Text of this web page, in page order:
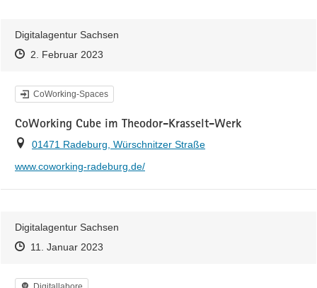
Digitalagentur Sachsen
Zeitpunkt des Erstellens
Zeitpunkt des Erstellens
2. Februar 2023Zur Äußerung
Kategorie
CoWorking-Spaces
CoWorking Cube im Theodor-Krasselt-Werk
Ort
01471 Radeburg, Würschnitzer Straße
https://
www.coworking-radeburg.de/
Digitalagentur Sachsen
Zeitpunkt des Erstellens
Zeitpunkt des Erstellens
11. Januar 2023Zur Äußerung
Kategorie